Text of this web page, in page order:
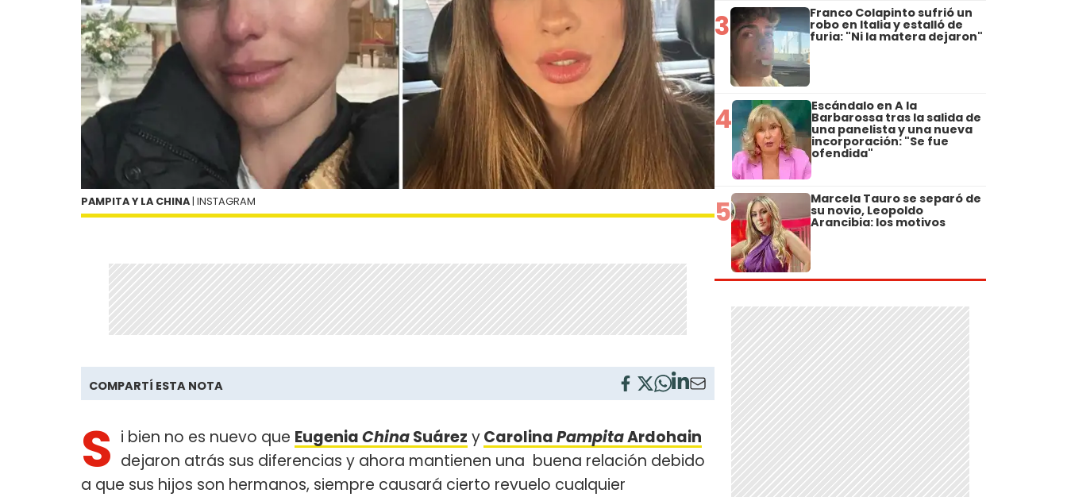
PAMPITA Y LA CHINA | INSTAGRAM
COMPARTÍ ESTA NOTA
S i bien no es nuevo que EugeniaChinaSuárez yCarolinaPampitaArdohain
dejaron atrás sus diferencias y ahora mantienen una buena relación debido
a que sus hijos son hermanos, siempre causará cierto revuelo cualquier
3 Franco Colapinto sufrió un
robo en Italia y estalló de
furia: "Ni la matera dejaron"
4 Escándalo en A la
Barbarossa tras la salida de
una panelista y una nueva
incorporación: "Se fue
ofendida"
5 Marcela Tauro se separó de
su novio, Leopoldo
Arancibia: los motivos